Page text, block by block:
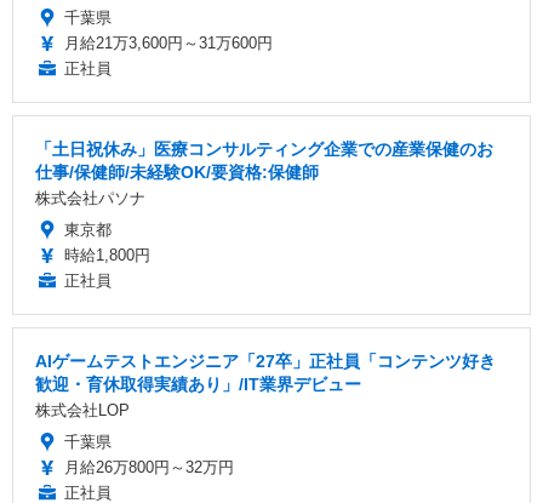
千葉県
月給21万3,600円～31万600円
正社員
「土日祝休み」医療コンサルティング企業での産業保健のお
仕事/保健師/未経験OK/要資格:保健師
株式会社パソナ
東京都
時給1,800円
正社員
AIゲームテストエンジニア「27卒」正社員「コンテンツ好き
歓迎・育休取得実績あり」/IT業界デビュー
株式会社LOP
千葉県
月給26万800円～32万円
正社員